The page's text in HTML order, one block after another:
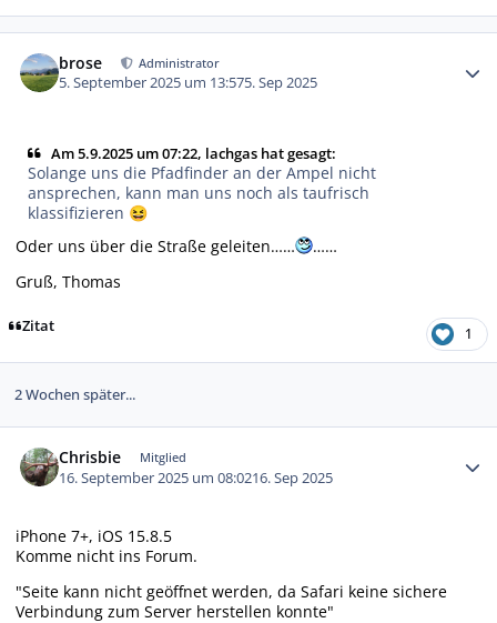
brose Administrator
5. September 2025 um 13:575. Sep 2025
Am 5.9.2025 um 07:22, lachgas hat gesagt:
Solange uns die Pfadfinder an der Ampel nicht
ansprechen, kann man uns noch als taufrisch
klassifizieren 😆
Oder uns über die Straße geleiten……
……
Gruß, Thomas
Zitat 1
2 Wochen später...
Chrisbie Mitglied
16. September 2025 um 08:0216. Sep 2025
iPhone 7+, iOS 15.8.5
Komme nicht ins Forum.
"Seite kann nicht geöffnet werden, da Safari keine sichere
Verbindung zum Server herstellen konnte"